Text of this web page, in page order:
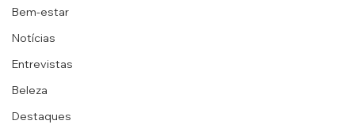
Bem-estar
Notícias
Entrevistas
Beleza
Destaques